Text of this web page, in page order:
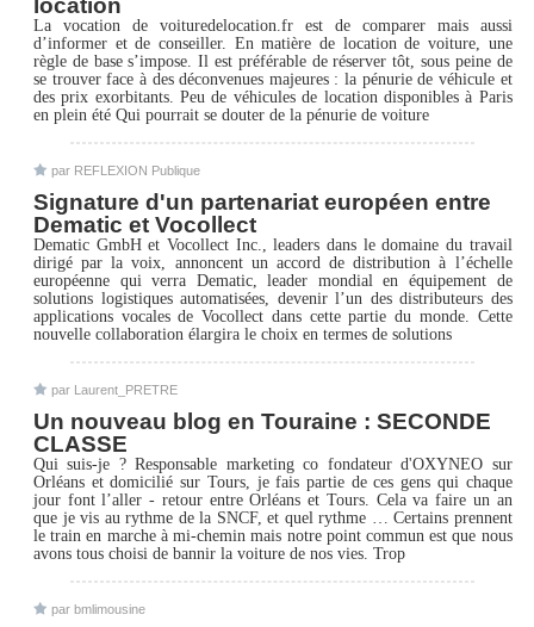
location
La vocation de voituredelocation.fr est de comparer mais aussi
d’informer et de conseiller. En matière de location de voiture, une
règle de base s’impose. Il est préférable de réserver tôt, sous peine de
se trouver face à des déconvenues majeures : la pénurie de véhicule et
des prix exorbitants. Peu de véhicules de location disponibles à Paris
en plein été Qui pourrait se douter de la pénurie de voiture
par REFLEXION Publique
Signature d'un partenariat européen entre
Dematic et Vocollect
Dematic GmbH et Vocollect Inc., leaders dans le domaine du travail
dirigé par la voix, annoncent un accord de distribution à l’échelle
européenne qui verra Dematic, leader mondial en équipement de
solutions logistiques automatisées, devenir l’un des distributeurs des
applications vocales de Vocollect dans cette partie du monde. Cette
nouvelle collaboration élargira le choix en termes de solutions
par Laurent_PRETRE
Un nouveau blog en Touraine : SECONDE
CLASSE
Qui suis-je ? Responsable marketing co fondateur d'OXYNEO sur
Orléans et domicilié sur Tours, je fais partie de ces gens qui chaque
jour font l’aller - retour entre Orléans et Tours. Cela va faire un an
que je vis au rythme de la SNCF, et quel rythme … Certains prennent
le train en marche à mi-chemin mais notre point commun est que nous
avons tous choisi de bannir la voiture de nos vies. Trop
par bmlimousine